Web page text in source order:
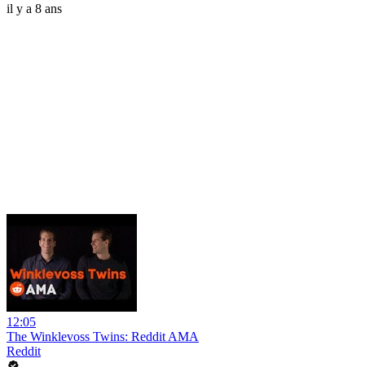
il y a 8 ans
12:05
The Winklevoss Twins: Reddit AMA
Reddit